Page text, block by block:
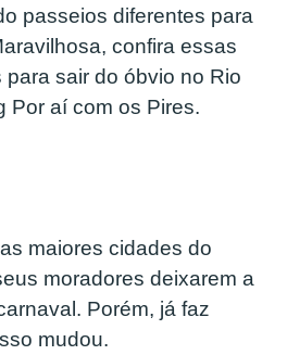
passeios diferentes para
confira essas
sair do óbvio no Rio
Por aí com os Pires.
maiores cidades do
moradores deixarem a
Porém, já faz
mudou.